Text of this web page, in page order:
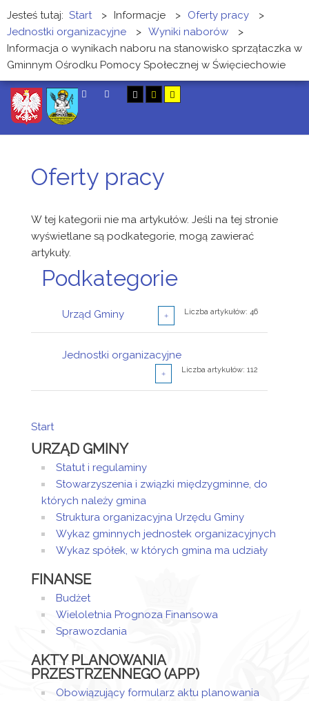
Jesteś tutaj: Start > Informacje > Oferty pracy
>
Jednostki organizacyjne
> Wyniki naborów
>
Informacja o wynikach naboru na stanowisko sprzątaczka w
Gminnym Ośrodku Pomocy Społecznej w Święciechowie
Oferty pracy
W tej kategorii nie ma artykułów. Jeśli na tej stronie
wyświetlane są podkategorie, mogą zawierać
artykuły.
Podkategorie
Urząd Gminy Liczba artykułów: 46
Ogłoszenia o naborze
Liczba artykułów: 25
Jednostki organizacyjne
Liczba artykułów: 112
Wyniki naborów
Start
URZĄD GMINY
Statut i regulaminy
Stowarzyszenia i związki międzygminne, do
których należy gmina
Struktura organizacyjna Urzędu Gminy
Wykaz gminnych jednostek organizacyjnych
Wykaz spółek, w których gmina ma udziały
FINANSE
Budżet
Wieloletnia Prognoza Finansowa
Sprawozdania
AKTY PLANOWANIA
PRZESTRZENNEGO (APP)
Obowiązujący formularz aktu planowania